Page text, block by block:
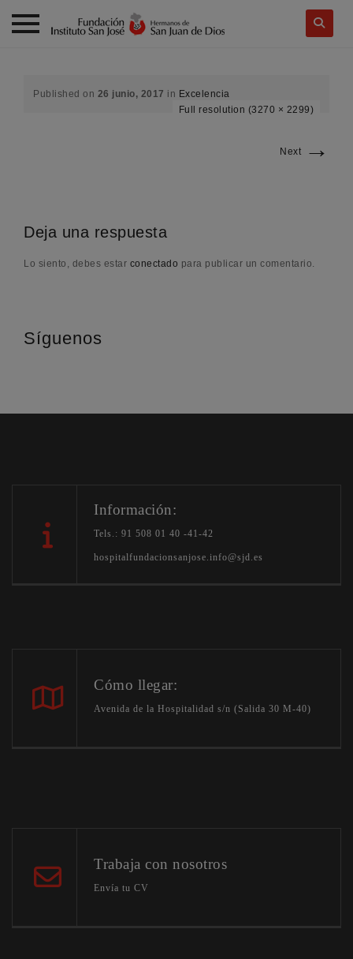
Published on 26 junio, 2017 in Excelencia
Full resolution (3270 × 2299)
Next →
Deja una respuesta
Lo siento, debes estar conectado para publicar un comentario.
Síguenos
Información:
Tels.: 91 508 01 40 -41-42
hospitalfundacionsanjose.info@sjd.es
Cómo llegar:
Avenida de la Hospitalidad s/n (Salida 30 M-40)
Trabaja con nosotros
Envía tu CV